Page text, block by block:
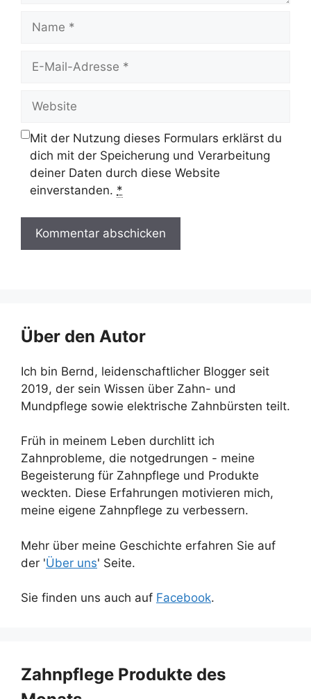
Name
Website
Mit der Nutzung dieses Formulars erklärst du
dich mit der Speicherung und Verarbeitung
deiner Daten durch diese Website
einverstanden. *
Über den Autor
Ich bin Bernd, leidenschaftlicher Blogger seit
2019, der sein Wissen über Zahn- und
Mundpflege sowie elektrische Zahnbürsten teilt.
Früh in meinem Leben durchlitt ich
Zahnprobleme, die notgedrungen - meine
Begeisterung für Zahnpflege und Produkte
weckten. Diese Erfahrungen motivieren mich,
meine eigene Zahnpflege zu verbessern.
Mehr über meine Geschichte erfahren Sie auf
der 'Über uns' Seite.
Sie finden uns auch auf Facebook.
Zahnpflege Produkte des